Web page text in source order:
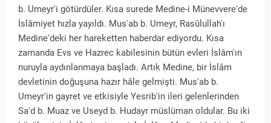
b. Umeyr'i götürdüler. Kısa surede Medine-i Münevvere'de
İslâmiyet hızla yayıldı. Mus'ab b. Umeyr, Rasûlullah'ı
Medine'deki her hareketten haberdar ediyordu. Kısa
zamanda Evs ve Hazrec kabilesinin bütün evleri İslâm'ın
nuruyla aydınlanmaya başladı. Artık Medine, bir İslâm
devletinin doğuşuna hazır hâle gelmişti. Mus'ab b.
Umeyr'in gayret ve etkisiyle Yesrib'in ileri gelenlerinden
Sa'd b. Muaz ve Useyd b. Hudayr müslüman oldular. Bu iki